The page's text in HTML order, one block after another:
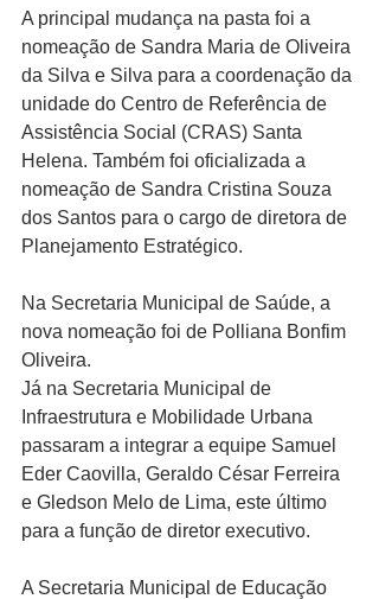
A principal mudança na pasta foi a
nomeação de Sandra Maria de Oliveira
da Silva e Silva para a coordenação da
unidade do Centro de Referência de
Assistência Social (CRAS) Santa
Helena. Também foi oficializada a
nomeação de Sandra Cristina Souza
dos Santos para o cargo de diretora de
Planejamento Estratégico.
Na Secretaria Municipal de Saúde, a
nova nomeação foi de Polliana Bonfim
Oliveira.
Já na Secretaria Municipal de
Infraestrutura e Mobilidade Urbana
passaram a integrar a equipe Samuel
Eder Caovilla, Geraldo César Ferreira
e Gledson Melo de Lima, este último
para a função de diretor executivo.
A Secretaria Municipal de Educação